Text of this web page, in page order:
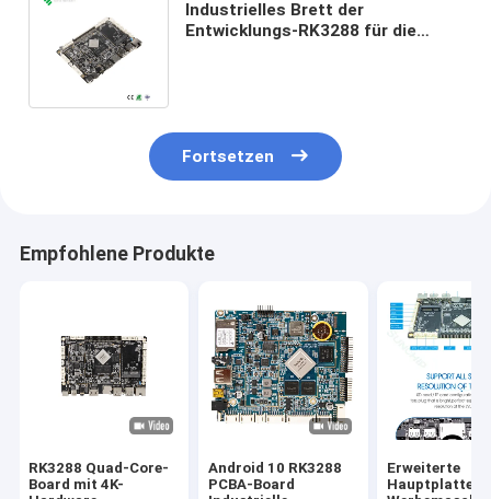
Industrielles Brett der
Entwicklungs-RK3288 für die
Fortsetzen
Empfohlene Produkte
RK3288 Quad-Core-
Board mit 4K-
Android 10 RK3288
PCBA-Board
Erweiterte
Hauptplatte